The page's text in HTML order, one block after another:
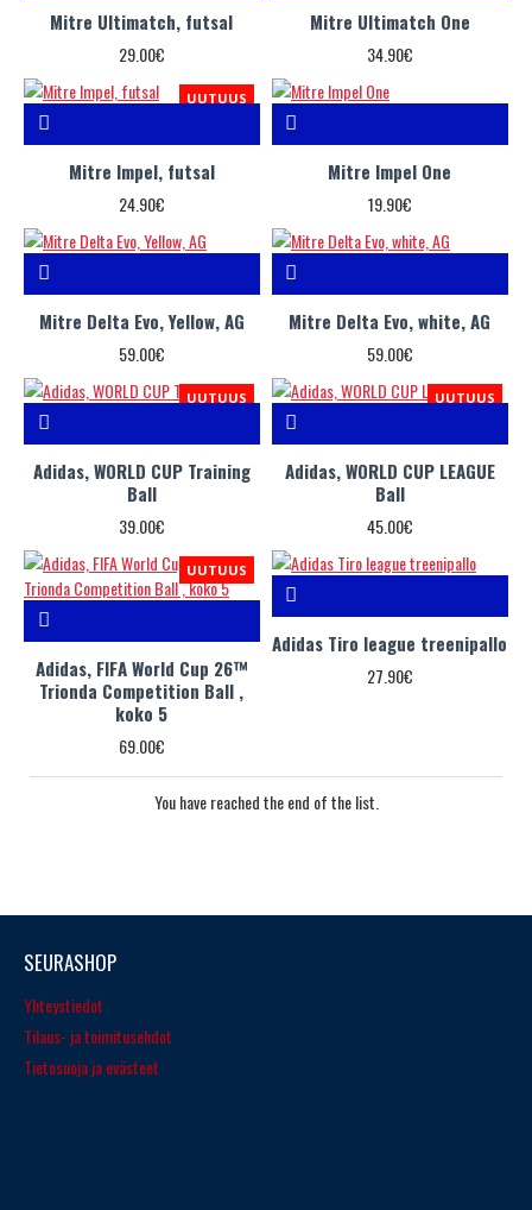
Mitre Ultimatch, futsal
29.00€
Mitre Ultimatch One
34.90€
UUTUUS
Mitre Impel, futsal
24.90€
Mitre Impel One
19.90€
Mitre Delta Evo, Yellow, AG
59.00€
Mitre Delta Evo, white, AG
59.00€
UUTUUS
Adidas, WORLD CUP Training
Ball
39.00€
UUTUUS
Adidas, WORLD CUP LEAGUE
Ball
45.00€
UUTUUS
Adidas, FIFA World Cup 26™
Trionda Competition Ball ,
koko 5
69.00€
Adidas Tiro league treenipallo
27.90€
You have reached the end of the list.
SEURASHOP
Yhteystiedot
Tilaus- ja toimitusehdot
Tietosuoja ja evästeet